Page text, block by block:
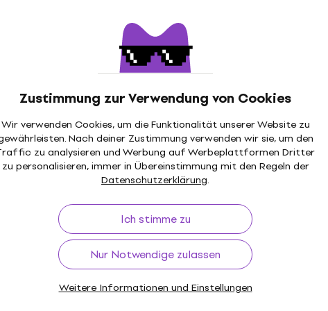
Zustimmung zur Verwendung von Cookies
Wir verwenden Cookies, um die Funktionalität unserer Website zu
Nach deiner Zustimmung verwenden wir sie, um den
zu analysieren und Werbung auf Werbeplattformen Dritter
zu personalisieren, immer in Übereinstimmung mit den Regeln der
Datenschutzerklärung.
Ich stimme zu
Nur Notwendige zulassen
Weitere Informationen und Einstellungen
1 Triangel Triangel
4,3
6,49 €
Auf dem Weg
Triangel Studio 49 T 20 Triangel
Triangel
4,7/5
32 € 33 €
Nur auf Bestellung
Triangel
vorrätig
Rabatt
Meinl GALAXY Triangel
Triangel
4,3 /5